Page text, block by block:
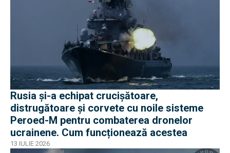
Rusia și-a echipat crucișătoare,
distrugătoare și corvete cu noile sisteme
Peroed-M pentru combaterea dronelor
ucrainene. Cum funcționează acestea
13 IULIE 2026